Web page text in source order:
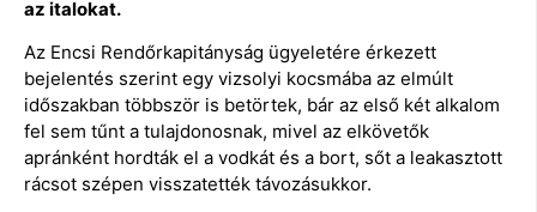
az italokat.
Az Encsi Rendőrkapitányság ügyeletére érkezett
bejelentés szerint egy vizsolyi kocsmába az elmúlt
időszakban többször is betörtek, bár az első két alkalom
fel sem tűnt a tulajdonosnak, mivel az elkövetők
apránként hordták el a vodkát és a bort, sőt a leakasztott
rácsot szépen visszatették távozásukkor.